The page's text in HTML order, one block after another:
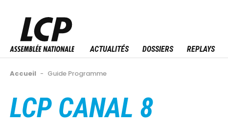
contenu
principal
ACTUALITÉS DOSSIERS REPLAYS
Fil
Accueil - Guide Programme
Back
LCP CANAL 8